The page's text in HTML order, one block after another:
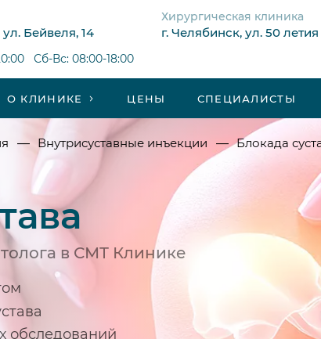
Хирургическая клиника
г. Челябинск, ул. 50
Бейвеля, 14
Сб-Вс: 08:00-18:00
О КЛИНИКЕ ЦЕНЫ СПЕЦИАЛИСТЫ
в СМТ Клинике
обследований
— Внутрисуставные инъекции — Блокада